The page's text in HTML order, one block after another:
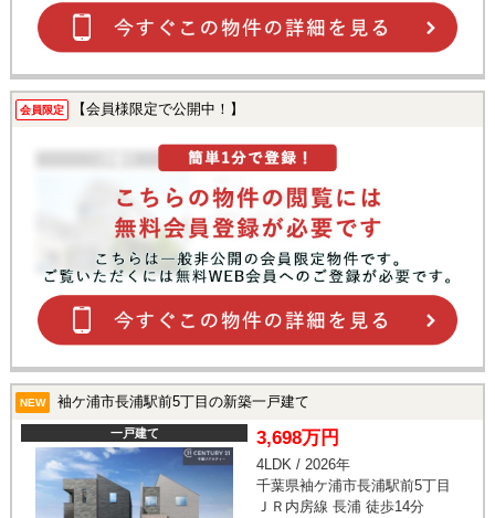
会員限定 【会員様限定で公開中！】
NEW 袖ケ浦市長浦駅前5丁目の新築一戸建て
一戸建て 3,698万円
4LDK / 2026年
千葉県袖ケ浦市長浦駅前5丁目
ＪＲ内房線 長浦 徒歩14分